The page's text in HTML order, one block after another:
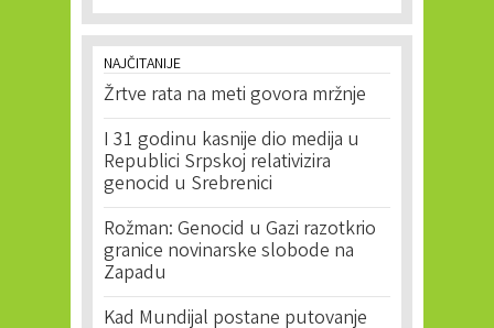
NAJČITANIJE
Žrtve rata na meti govora mržnje
I 31 godinu kasnije dio medija u
Republici Srpskoj relativizira
genocid u Srebrenici
Rožman: Genocid u Gazi razotkrio
granice novinarske slobode na
Zapadu
Kad Mundijal postane putovanje